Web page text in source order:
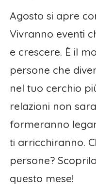
Agosto si apre
Vivranno eventi
e crescere. È il
persone che
nel tuo cerchio
relazioni non
formeranno
ti arricchiranno.
persone?
questo mese!